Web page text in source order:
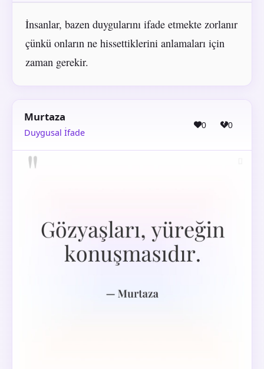
İnsanlar, bazen duygularını ifade etmekte zorlanır
çünkü onların ne hissettiklerini anlamaları için
zaman gerekir.
Murtaza
Duygusal İfade
0 0